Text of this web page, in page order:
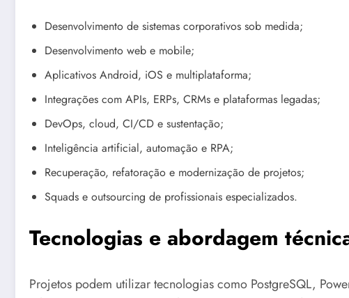
Desenvolvimento de sistemas corporativos sob medida;
Desenvolvimento web e mobile;
Aplicativos Android, iOS e multiplataforma;
Integrações com APIs, ERPs, CRMs e plataformas legadas;
DevOps, cloud, CI/CD e sustentação;
Inteligência artificial, automação e RPA;
Recuperação, refatoração e modernização de projetos;
Squads e outsourcing de profissionais especializados.
Tecnologias e abordagem
Projetos podem utilizar tecnologias como PostgreSQL,